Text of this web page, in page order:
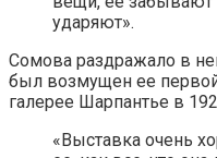
ударяют».
Сомова раздражало в
был возмущен ее
галерее Шарпантье в
«Выставка очень